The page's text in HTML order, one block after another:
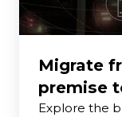
Migrate
premise
Explore the
Cloud